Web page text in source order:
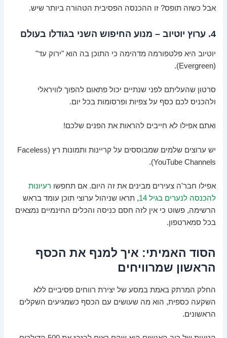
אבל כשזה תופס? זו ההכנסה הפסיבית הטהורה ביותר שיש.
4. ערוץ יוטיוב – מנוע החיפוש השני בגודלו בעולם
יוטיוב היא פלטפורמה מדהימה כי התוכן בה הוא "ירוק עד"
(Evergreen).
סרטון שהעליתם לפני שנתיים יכול פתאום להפוך לוויראלי
ולהכניס לכם כסף על צפיות ופרסומות בכל יום.
ואתם אפילו לא חייבים להראות את הפנים שלכם!
יש ערוצים שלמים שמבוססים על קריינות ותמונות רץ (Faceless
YouTube Channels).
אפילו חבר'ה צעירים מבינים את זה היום. אם תחפשו רעיונות
להכנסה לנערים בגיל 14
, תראו שניהול ערוצי תוכן עומד בראש
הרשימה, פשוט כי אין לזה חסם כניסה והכלים החינמיים נמצאים
בכל סמארטפון.
הסוד האמיתי: איך למנף את הכסף
הראשון שמרוויחים
החלק המרתק באמת במסע של יצירת רווחים פסיביים ללא
השקעה כספית, הוא מה שעושים עם הכסף כשמגיעים השקלים
הראשונים.